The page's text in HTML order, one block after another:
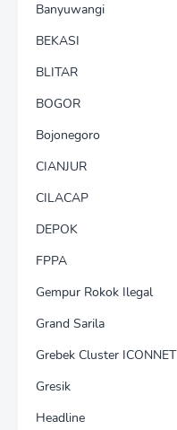
Banyuwangi
BEKASI
BLITAR
BOGOR
Bojonegoro
CIANJUR
CILACAP
DEPOK
FPPA
Gempur Rokok Ilegal
Grand Sarila
Grebek Cluster ICONNET
Gresik
Headline